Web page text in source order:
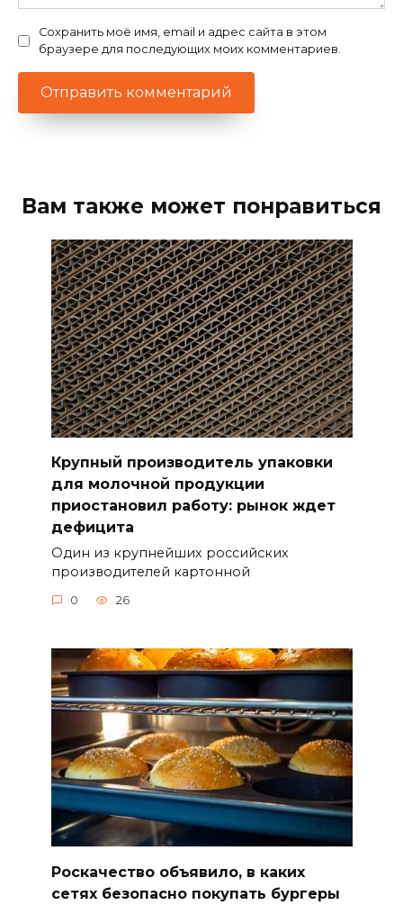
Сохранить моё имя, email и адрес сайта в этом
браузере для последующих моих комментариев.
Вам также может понравиться
Крупный производитель упаковки
для молочной продукции
приостановил работу: рынок ждет
дефицита
Один из крупнейших российских
производителей картонной
0 26
Роскачество объявило, в каких
сетях безопасно покупать бургеры